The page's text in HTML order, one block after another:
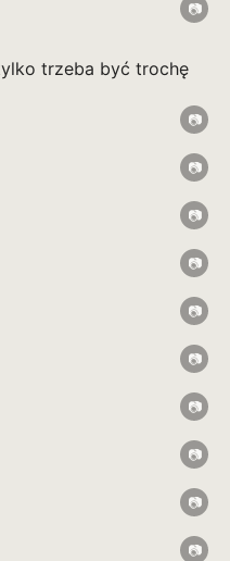
trzeba być trochę